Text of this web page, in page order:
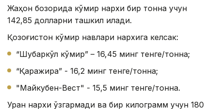
Жаҳон бозорида кўмир нархи бир тонна учун
142,85 долларни ташкил қилади.
Қозоғистон кўмир навлари нархига келсак:
“Шубаркўл кўмир” – 16,45 минг тенге/тонна;
“Қаражира” - 16,2 минг тенге/тонна;
"Майкубен-Вест" - 15,5 минг тенге/тонна.
Уран нархи ўзгармади ва бир килограмм учун 180